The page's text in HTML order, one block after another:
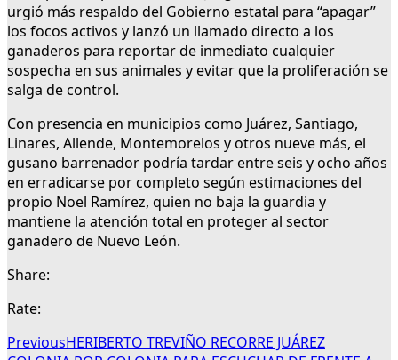
urgió más respaldo del Gobierno estatal para “apagar”
los focos activos y lanzó un llamado directo a los
ganaderos para reportar de inmediato cualquier
sospecha en sus animales y evitar que la proliferación se
salga de control.
Con presencia en municipios como Juárez, Santiago,
Linares, Allende, Montemorelos y otros nueve más, el
gusano barrenador podría tardar entre seis y ocho años
en erradicarse por completo según estimaciones del
propio Noel Ramírez, quien no baja la guardia y
mantiene la atención total en proteger al sector
ganadero de Nuevo León.
Share:
Rate:
PreviousHERIBERTO TREVIÑO RECORRE JUÁREZ